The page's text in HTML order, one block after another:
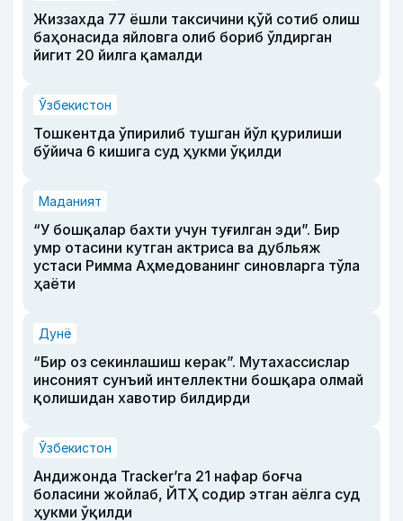
Жиззахда 77 ёшли таксичини қўй сотиб олиш
баҳонасида яйловга олиб бориб ўлдирган
йигит 20 йилга қамалди
Ўзбекистон
Тошкентда ўпирилиб тушган йўл қурилиши
бўйича 6 кишига суд ҳукми ўқилди
Маданият
“У бошқалар бахти учун туғилган эди”. Бир
умр отасини кутган актриса ва дубльяж
устаси Римма Аҳмедованинг синовларга тўла
ҳаёти
Дунё
“Бир оз секинлашиш керак”. Мутахассислар
инсоният сунъий интеллектни бошқара олмай
қолишидан хавотир билдирди
Ўзбекистон
Андижонда Tracker’га 21 нафар боғча
боласини жойлаб, ЙТҲ содир этган аёлга суд
ҳукми ўқилди